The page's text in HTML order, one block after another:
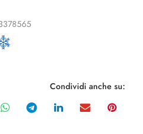
Condividi anche su: